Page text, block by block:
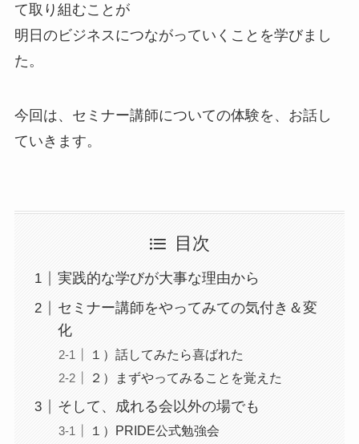
て取り組むことが
明日のビジネスにつながっていくことを学びまし
た。
今回は、セミナー講師についての体験を、お話し
ていきます。
目次
実践的な学びが大事な理由から
セミナー講師をやってみての気付き＆変
化
１）話してみたら喜ばれた
２）まずやってみることを覚えた
そして、成れる会以外の場でも
１）PRIDE公式勉強会